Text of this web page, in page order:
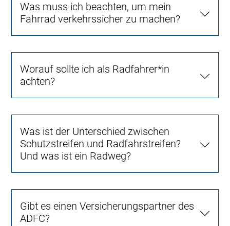
Was muss ich beachten, um mein
Fahrrad verkehrssicher zu machen?
Worauf sollte ich als Radfahrer*in
achten?
Was ist der Unterschied zwischen
Schutzstreifen und Radfahrstreifen?
Und was ist ein Radweg?
Gibt es einen Versicherungspartner des
ADFC?